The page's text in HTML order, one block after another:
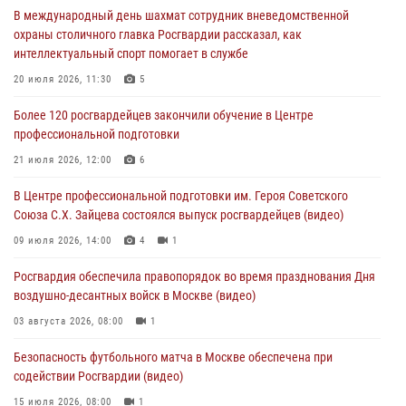
матче в Москве обеспечила Росгвардия (видео)
06 августа 2026, 08:30
Столичные росгвардейцы задержали мужчину, устроившего дебош
05 августа 2026, 12:39
Московские росгвардейцы обеспечили безопасность проведения
05 августа 2026, 12:35
Делегация МВД Республики Беларусь ознакомилась с передовыми
04 августа 2026, 18:16 5
В международный день шахмат сотрудник вневедомственной
охраны столичного главка Росгвардии рассказал, как
интеллектуальный спорт помогает в службе
20 июля 2026, 11:30 5
Более 120 росгвардейцев закончили обучение в Центре
профессиональной подготовки
21 июля 2026, 12:00 6
В Центре профессиональной подготовки им. Героя Советского
Союза С.Х. Зайцева состоялся выпуск росгвардейцев (видео)
09 июля 2026, 14:00 4 1
Росгвардия обеспечила правопорядок во время празднования Дня
воздушно-десантных войск в Москве (видео)
03 августа 2026, 08:00 1
Безопасность футбольного матча в Москве обеспечена при
содействии Росгвардии (видео)
15 июля 2026, 08:00 1